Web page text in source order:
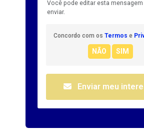
Você pode editar esta
enviar.
Concordo com os Termos e
Enviar meu